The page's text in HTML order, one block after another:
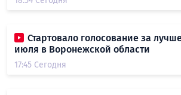
Стартовало голосование за
июля в Воронежской области
17:45 Сегодня